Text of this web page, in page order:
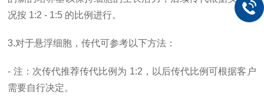
况按 1:2 - 1:5 的比例进行。
3.对于悬浮细胞，传代可参考以下方法：
- 注：次传代推荐传代比例为 1:2，以后传代比例可根据客户
需要自行决定。